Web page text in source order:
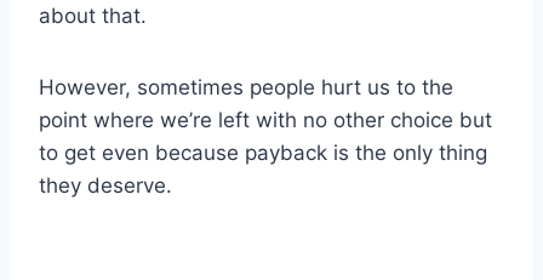
about that.
However, sometimes people hurt us to the
point where we’re left with no other choice but
to get even because payback is the only thing
they deserve.